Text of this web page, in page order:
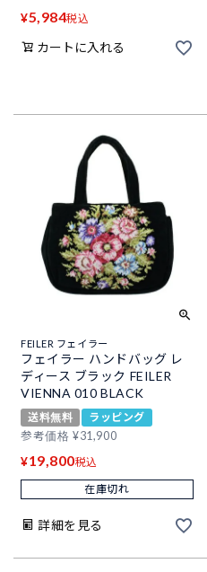
¥5,984税込
カートに入れる
FEILER フェイラー
フェイラー ハンドバッグ レ
ディース ブラック FEILER
VIENNA 010 BLACK
送料無料
ラッピング
参考価格 ¥31,900
¥19,800税込
在庫切れ
詳細を見る